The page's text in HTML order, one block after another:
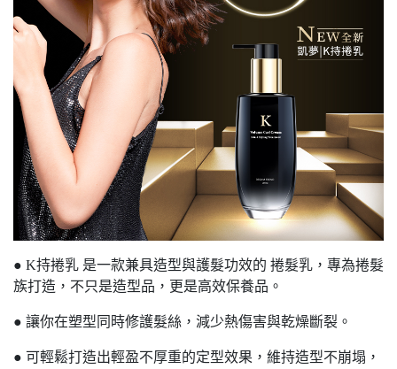
● K持捲乳 是一款兼具造型與護髮功效的 捲髮乳，專為捲髮
族打造，不只是造型品，更是高效保養品。
● 讓你在塑型同時修護髮絲，減少熱傷害與乾燥斷裂。
● 可輕鬆打造出輕盈不厚重的定型效果，維持造型不崩塌，